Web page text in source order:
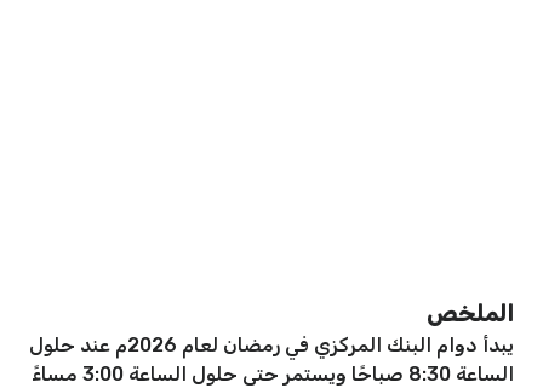
الملخص
يبدأ دوام البنك المركزي في رمضان لعام 2026م عند حلول
الساعة 8:30 صباحًا ويستمر حتى حلول الساعة 3:00 مساءً